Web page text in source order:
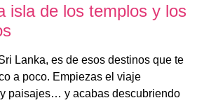
isla de los templos y los
Lanka, es de esos destinos que te
a poco. Empiezas el viaje
paisajes… y acabas descubriendo